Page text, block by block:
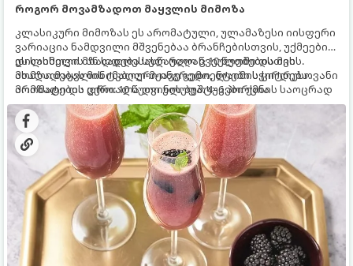
როგორ მოვამზადოთ მაყვლის მიმოზა
კლასიკური მიმოზას ეს არომატული, ულამაზესი იისფერი
ვარიაცია ნამდვილი მშვენებაა ბრანჩებისთვის, უქმეების
დილისთვის ან სადღესასწაულო წვეულებებისთვის.
ახალი მაყვლის ტკბილ-მჟავე გემო, ლაიმის ციტრუსოვანი
არომატი და ცქრიალა ღვინის ბუშტუკები ქმნის საოცრად
დახვეწილ და მაგრილებელ კოქტეილს.
ეს სასმელი მზადდება სულ რაღაც 10 წუთში და მის
მომზადებას მინიმალური ინგრედიენტები სჭირდება.
მომზადების დრო: 10 წუთი ულუფა: 4–6 პორცია